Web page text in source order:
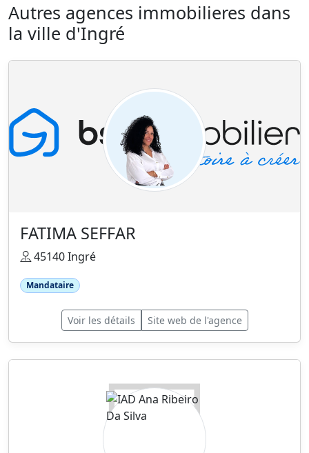
Autres agences immobilieres dans
la ville d'Ingré
FATIMA SEFFAR
45140 Ingré
Mandataire
Voir les détails Site web de l'agence